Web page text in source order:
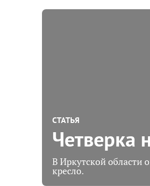
СТАТЬЯ
Четверка
В Иркутской области
кресло.